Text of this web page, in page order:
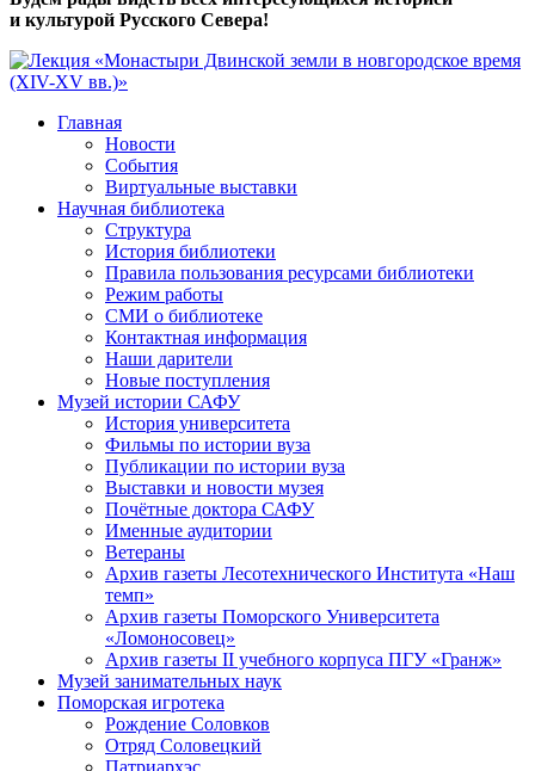
и культурой Русского Севера!
Главная
Новости
События
Виртуальные выставки
Научная библиотека
Структура
История библиотеки
Правила пользования ресурсами библиотеки
Режим работы
СМИ о библиотеке
Контактная информация
Наши дарители
Новые поступления
Музей истории САФУ
История университета
Фильмы по истории вуза
Публикации по истории вуза
Выставки и новости музея
Почётные доктора САФУ
Именные аудитории
Ветераны
Архив газеты Лесотехнического Института «Наш
темп»
Архив газеты Поморского Университета
«Ломоносовец»
Архив газеты II учебного корпуса ПГУ «Гранж»
Музей занимательных наук
Поморская игротека
Рождение Соловков
Отряд Соловецкий